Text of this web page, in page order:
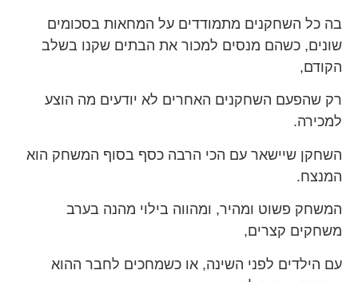
בה כל השחקנים מתמודדים על המחאות בסכומים
שונים, כשהם מנסים למכור את הבתים שקנו בשלב
הקודם,
רק שהפעם השחקנים האחרים לא יודעים מה הוצע
למכירה.
השחקן שיישאר עם הכי הרבה כסף בסוף המשחק הוא
המנצח.
המשחק פשוט ומהיר, ומהווה בילוי מהנה בערב
משחקים קצרים,
עם הילדים לפני השינה, או כשמחכים לחבר ההוא